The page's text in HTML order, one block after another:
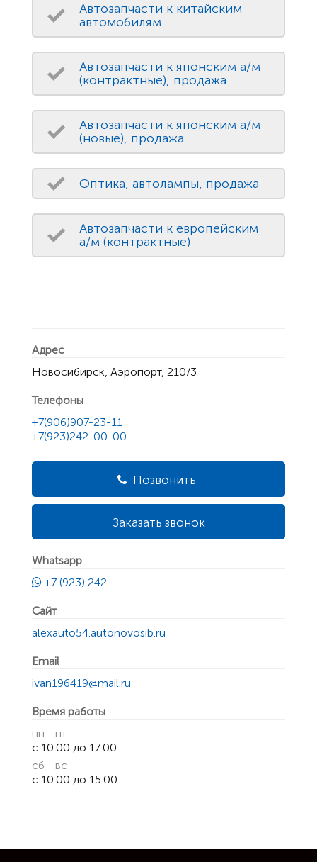
Автозапчасти к китайским
автомобилям
Автозапчасти к японским а/м
(контрактные), продажа
Автозапчасти к японским а/м
(новые), продажа
Оптика, автолампы, продажа
Автозапчасти к европейским
а/м (контрактные)
Адрес
Новосибирск, Аэропорт, 210/3
Телефоны
+7(906)907-23-11
+7(923)242-00-00
Позвонить
Заказать звонок
Whatsapp
+7 (923) 242 ...
Сайт
alexauto54.autonovosib.ru
Email
ivan196419@mail.ru
Время работы
пн - пт
с 10:00 до 17:00
сб - вс
с 10:00 до 15:00